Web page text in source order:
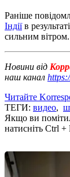
Раніше
Індіїв
сильним вітром.
Новини від
наш канал
Читайте
ТЕГИ: видео,
Якщо ви
натисніть Ctrl